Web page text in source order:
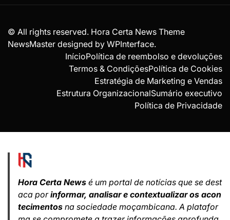
© All rights reserved. Hora Certa News Theme
NewsMaster designed by WPInterface.
InícioPolítica de reembolso e devoluções
Termos & CondiçõesPolítica de Cookies
Estratégia de Marketing e Vendas
Estrutura OrganizacionalSumário executivo
Política de Privacidade
Hora Certa News é um portal de notícias que se dest
aca porinformar, analisar e contextualizar os acon
tecimentos na sociedade moçambicana. A platafor